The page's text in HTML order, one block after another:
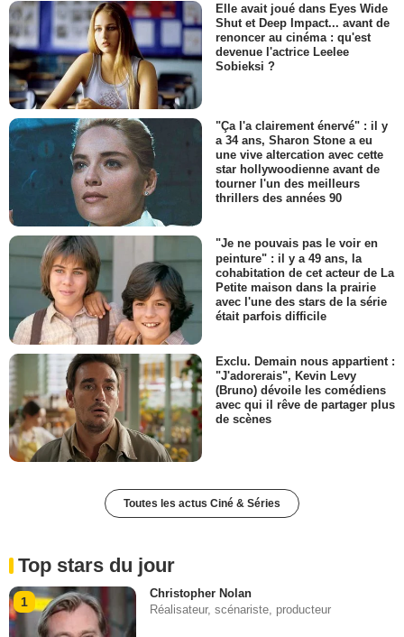
Elle avait joué dans Eyes Wide
Shut et Deep Impact... avant de
renoncer au cinéma : qu'est
devenue l'actrice Leelee
Sobieksi ?
"Ça l'a clairement énervé" : il y
a 34 ans, Sharon Stone a eu
une vive altercation avec cette
star hollywoodienne avant de
tourner l'un des meilleurs
thrillers des années 90
"Je ne pouvais pas le voir en
peinture" : il y a 49 ans, la
cohabitation de cet acteur de La
Petite maison dans la prairie
avec l'une des stars de la série
était parfois difficile
Exclu. Demain nous appartient :
"J'adorerais", Kevin Levy
(Bruno) dévoile les comédiens
avec qui il rêve de partager plus
de scènes
Toutes les actus Ciné & Séries
Top stars du jour
1
Christopher Nolan
Réalisateur, scénariste, producteur